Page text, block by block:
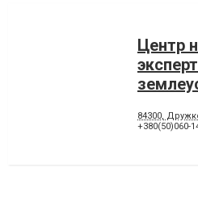
Центр
84300,
+380(50)060-